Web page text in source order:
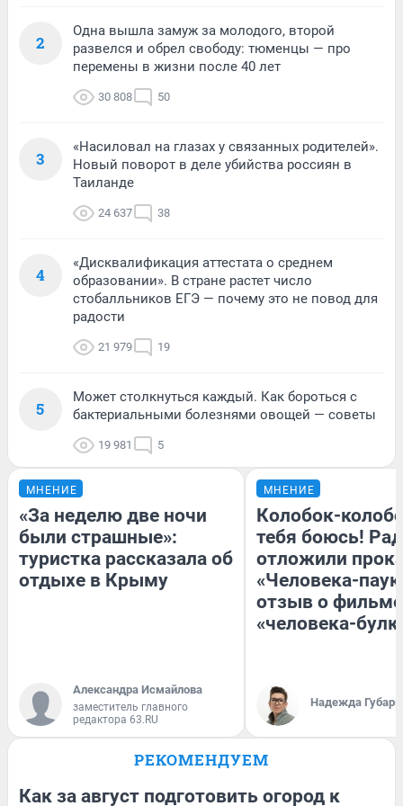
2
Одна вышла замуж за молодого, второй
развелся и обрел свободу: тюменцы — про
перемены в жизни после 40 лет
30 808 50
3
«Насиловал на глазах у связанных родителей».
Новый поворот в деле убийства россиян в
Таиланде
24 637 38
4
«Дисквалификация аттестата о среднем
образовании». В стране растет число
стобалльников ЕГЭ — почему это не повод для
радости
21 979 19
5
Может столкнуться каждый. Как бороться с
бактериальными болезнями овощей — советы
19 981 5
МНЕНИЕ
«За неделю две ночи
были страшные»:
туристка рассказала об
отдыхе в Крыму
Александра Исмайлова
заместитель главного
редактора 63.RU
МНЕНИЕ
Колобок-
тебя боюсь!
отложили
«Человека-
отзыв о
«человека-
Надежда Губарь
РЕКОМЕНДУЕМ
Как за август подготовить огород к